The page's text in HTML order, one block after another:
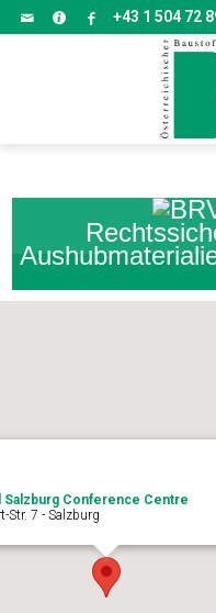
+43 1 504 72
Salzburg Conference Centre
Str. 7 - Salzburg